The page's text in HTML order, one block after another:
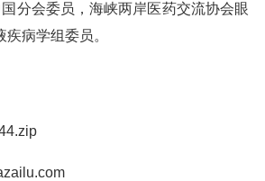
分会委员，海峡两岸医药交流协会眼
病学组委员。